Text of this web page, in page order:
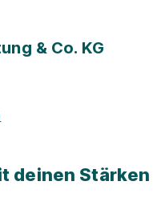
im
Frische
& Co. KG
deinen Stärken